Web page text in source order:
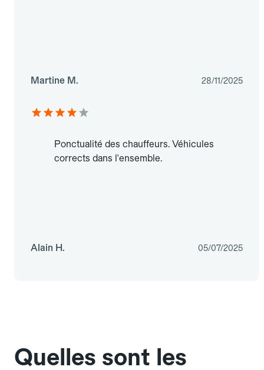
Martine M. 28/11/2025
Ponctualité des chauffeurs. Véhicules
corrects dans l'ensemble.
Alain H. 05/07/2025
Quelles sont les